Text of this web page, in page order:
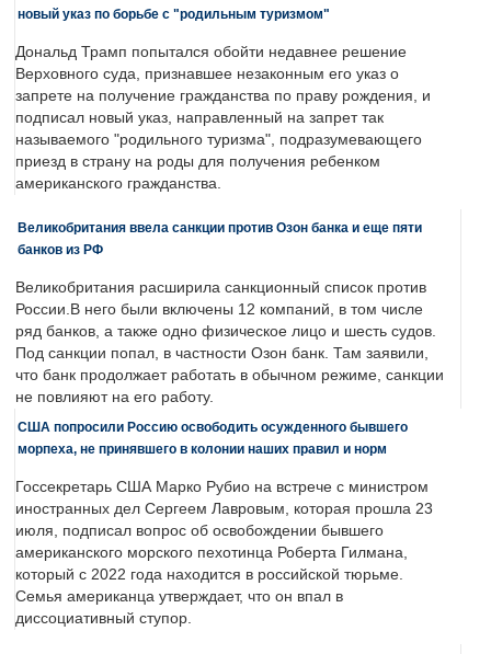
новый указ по борьбе с "родильным туризмом"
Дональд Трамп попытался обойти недавнее решение
Верховного суда, признавшее незаконным его указ о
запрете на получение гражданства по праву рождения, и
подписал новый указ, направленный на запрет так
называемого "родильного туризма", подразумевающего
приезд в страну на роды для получения ребенком
американского гражданства.
Великобритания ввела санкции против Озон банка и еще пяти
банков из РФ
Великобритания расширила санкционный список против
России.В него были включены 12 компаний, в том числе
ряд банков, а также одно физическое лицо и шесть судов.
Под санкции попал, в частности Озон банк. Там заявили,
что банк продолжает работать в обычном режиме, санкции
не повлияют на его работу.
США попросили Россию освободить осужденного бывшего
морпеха, не принявшего в колонии наших правил и норм
Госсекретарь США Марко Рубио на встрече с министром
иностранных дел Сергеем Лавровым, которая прошла 23
июля, подписал вопрос об освобождении бывшего
американского морского пехотинца Роберта Гилмана,
который с 2022 года находится в российской тюрьме.
Семья американца утверждает, что он впал в
диссоциативный ступор.